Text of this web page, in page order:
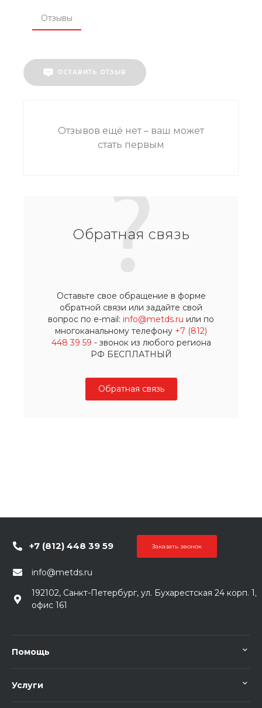
Отзывы
ОСТАВИТЬ ОТЗЫВ
Отзывов ещё нет – ваш может
стать первым
Обратная связь
Оставьте свое обращение в форме
обратной связи или задайте свой
вопрос по e-mail: info@metds.ru или по
многоканальному телефону +7 (812)
448 39 59 - звонок из любого региона
РФ БЕСПЛАТНЫЙ
Обратная связь
+7 (812) 448 39 59 Заказать звонок
info@metds.ru
192102, Санкт-Петербург, ул. Бухарестская 24 корп. 1,
офис 161
Помощь
Услуги